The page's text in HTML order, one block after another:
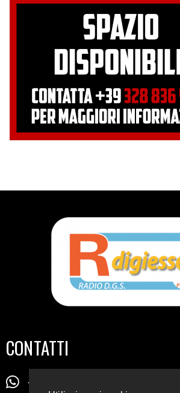
CONTATTI
+39 345 72 72 88 5